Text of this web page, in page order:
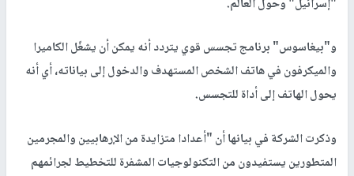
"إسرائيل" وحول العالم.
و"بيغاسوس" برنامج تجسس قوي يتردد أنه يمكن أن يشغّل الكاميرا
والميكرفون في هاتف الشخص المستهدف والدخول إلى بياناته، أي أنه
يحول الهاتف إلى أداة للتجسس.
وذكرت الشركة في بيانها أن "أعدادا متزايدة من الإرهابيين والمجرمين
المتطورين يستفيدون من التكنولوجيات المشفرة للتخطيط لجرائمهم